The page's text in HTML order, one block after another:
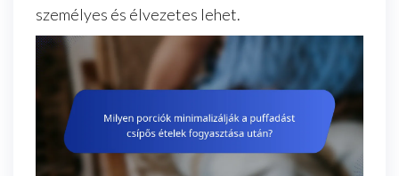
személyes és élvezetes lehet.